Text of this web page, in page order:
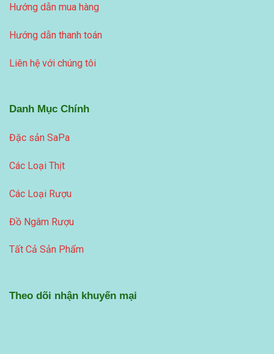
Hướng dẫn mua hàng
Hướng dẫn thanh toán
Liên hệ với chúng tôi
Danh Mục Chính
Đặc sản SaPa
Các Loại Thịt
Các Loại Rượu
Đồ Ngâm Rượu
Tất Cả Sản Phẩm
Theo dõi nhận khuyến mại